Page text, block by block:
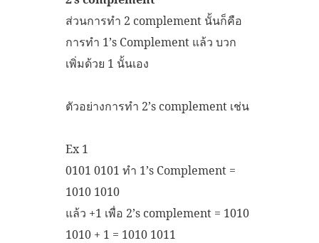
ส่วนการทำ 2 complement นั้นก็คือ
การทำ 1’s Complement แล้ว บวก
เพิ่มด้วย 1 นั้นเอง
ตัวอย่างการทำ 2’s complement เช่น
Ex 1
0101 0101 ทำ 1’s Complement =
1010 1010
แล้ว +1 เพื่อ 2’s complement = 1010
1010 + 1 = 1010 1011